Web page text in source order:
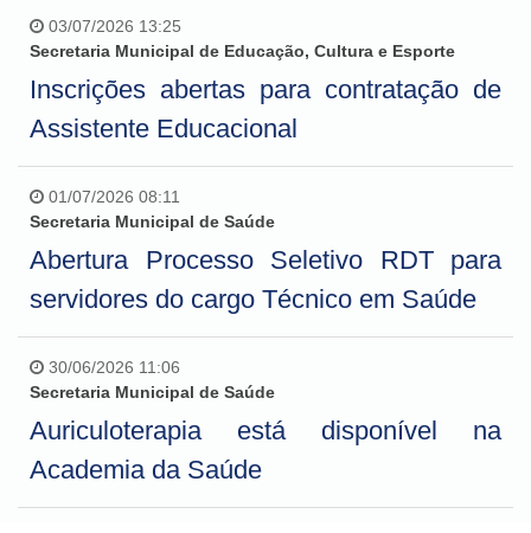
03/07/2026 13:25
Secretaria Municipal de Educação, Cultura e Esporte
Inscrições abertas para contratação de
Assistente Educacional
01/07/2026 08:11
Secretaria Municipal de Saúde
Abertura Processo Seletivo RDT para
servidores do cargo Técnico em Saúde
30/06/2026 11:06
Secretaria Municipal de Saúde
Auriculoterapia está disponível na
Academia da Saúde